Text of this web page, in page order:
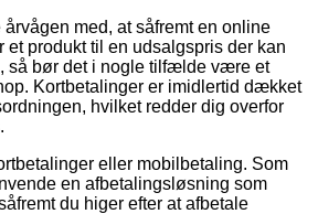
med, at såfremt en online
produkt til en udsalgspris der kan
så bør det i nogle tilfælde være et
Kortbetalinger er imidlertid dækket
hvilket redder dig overfor
eller mobilbetaling. Som
en afbetalingsløsning som
du higer efter at afbetale